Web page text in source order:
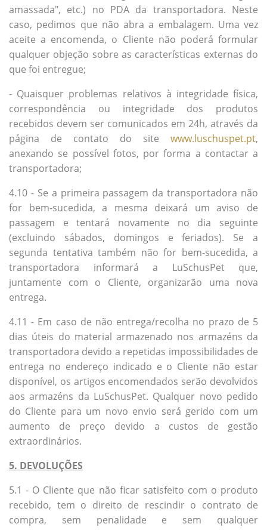
amassada", etc.) no PDA da transportadora. Neste
caso, pedimos que não abra a embalagem. Uma vez
aceite a encomenda, o Cliente não poderá formular
qualquer objeção sobre as características externas do
que foi entregue;
- Quaisquer problemas relativos à integridade física,
correspondência ou integridade dos produtos
recebidos devem ser comunicados em 24h, através da
página de contato do site www.luschuspet.pt,
anexando se possível fotos, por forma a contactar a
transportadora;
4.10 - Se a primeira passagem da transportadora não
for bem-sucedida, a mesma deixará um aviso de
passagem e tentará novamente no dia seguinte
(excluindo sábados, domingos e feriados). Se a
segunda tentativa também não for bem-sucedida, a
transportadora informará a LuSchusPet que,
juntamente com o Cliente, organizarão uma nova
entrega.
4.11 - Em caso de não entrega/recolha no prazo de 5
dias úteis do material armazenado nos armazéns da
transportadora devido a repetidas impossibilidades de
entrega no endereço indicado e o Cliente não estar
disponível, os artigos encomendados serão devolvidos
aos armazéns da LuSchusPet. Qualquer novo pedido
do Cliente para um novo envio será gerido com um
aumento de preço devido a custos de gestão
extraordinários.
5. DEVOLUÇÕES
5.1 - O Cliente que não ficar satisfeito com o produto
recebido, tem o direito de rescindir o contrato de
compra, sem penalidade e sem qualquer